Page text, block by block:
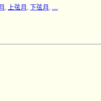
, 上弦月 , 下弦月 , ....